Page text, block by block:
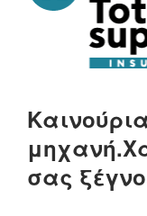
μηχανή.
σας